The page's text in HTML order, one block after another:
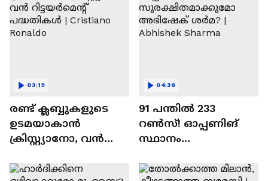
രണ്ട്‌ ക്ലബ്ബുകളുടെ
ഉടമയാകാന്‍
ക്രിസ്റ്റ്യാനോ, വന്‍
പദ്ധതികള്‍ | Cristiano
03:19
91 പന്തില്‍ 233
റണ്‍സ്! ഓപ്പണിങ്
സ്ഥാനം
അഭിഷേക് ശർമ? |
04:36